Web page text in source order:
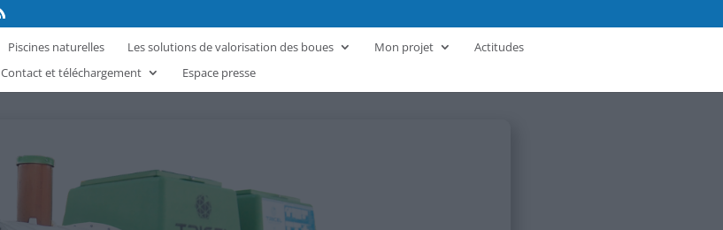
Piscines naturelles Les solutions de valorisation des boues Mon projet
Actitudes
Contact et téléchargement
Espace presse